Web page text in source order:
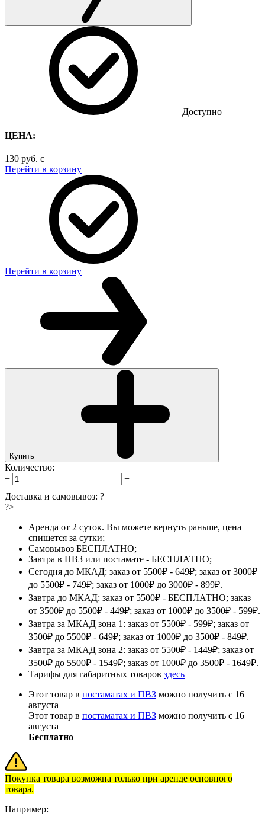
Доступно
ЦЕНА:
130 руб. c
Перейти в корзину
Перейти в корзину
Купить
Количество:
−
+
Доставка и самовывоз: ?
?>
Аренда от 2 суток. Вы можете вернуть раньше, цена
спишется за сутки;
Самовывоз БЕСПЛАТНО;
Завтра в ПВЗ или постамате - БЕСПЛАТНО;
Сегодня до МКАД: заказ от 5500₽ - 649₽; заказ от 3000₽
до 5500₽ - 749₽; заказ от 1000₽ до 3000₽ - 899₽.
Завтра до МКАД: заказ от 5500₽ - БЕСПЛАТНО; заказ
от 3500₽ до 5500₽ - 449₽; заказ от 1000₽ до 3500₽ - 599₽.
Завтра за МКАД зона 1: заказ от 5500₽ - 599₽; заказ от
3500₽ до 5500₽ - 649₽; заказ от 1000₽ до 3500₽ - 849₽.
Завтра за МКАД зона 2: заказ от 5500₽ - 1449₽; заказ от
3500₽ до 5500₽ - 1549₽; заказ от 1000₽ до 3500₽ - 1649₽.
Тарифы для габаритных товаров здесь
Этот товар в постаматах и ПВЗ можно получить с 16
августа
Этот товар в постаматах и ПВЗ можно получить с 16
августа
Бесплатно
Покупка товара возможна только при аренде основного
товара.
Например: